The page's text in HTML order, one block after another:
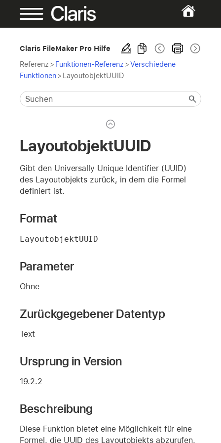
Claris FileMaker Pro Hilfe
Referenz > Funktionen-Referenz >Verschiedene
Funktionen> LayoutobjektUUID
LayoutobjektUUID
Gibt den Universally Unique Identifier (UUID)
des Layoutobjekts zurück, in dem die Formel
definiert ist.
Format
LayoutobjektUUID
Parameter
Ohne
Zurückgegebener Datentyp
Text
Ursprung in Version
19.2.2
Beschreibung
Diese Funktion bietet eine Möglichkeit für eine
Formel, die UUID des Layoutobjekts abzurufen,